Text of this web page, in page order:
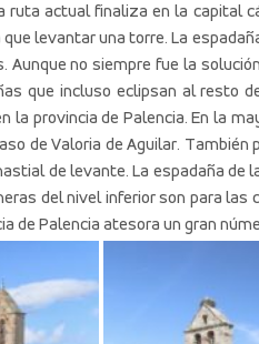
actual finaliza en la capital
levantar una torre. La
Aunque no siempre fue la
que incluso eclipsan al resto
la provincia de Palencia. En la
de Valoria de Aguilar.
de levante. La espadaña de
del nivel inferior son para las
de Palencia atesora un gran